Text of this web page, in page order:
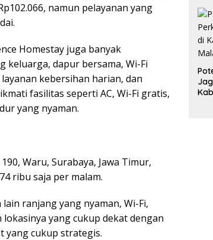
namun pelayanan yang
Homestay juga banyak
dapur bersama, Wi-Fi
kebersihan harian, dan
fasilitas seperti AC, Wi-Fi gratis,
yang nyaman.
Waru, Surabaya, Jawa Timur,
ribu saja per malam.
ranjang yang nyaman, Wi-Fi,
yang cukup dekat dengan
yang cukup strategis.